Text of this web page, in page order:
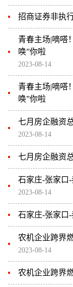
招商证券非执
青春主场|嘀嗒
唤”你啦
2023-08-14
青春主场|嘀嗒
唤”你啦
2023-08-14
七月房企融资
石家庄-张家口
2023-08-14
石家庄-张家口
农机企业跨界
2023-08-14
农机企业跨界